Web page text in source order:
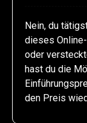
Nein, du
dieses
oder
hast du die
den Preis